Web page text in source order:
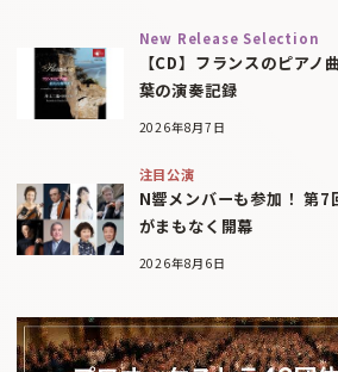
New Release Selection
【CD】フランスのピア
葉の演奏記録
2026年8月7日
注目公演
N響メンバーも参加！ 第7
がまもなく開幕
2026年8月6日